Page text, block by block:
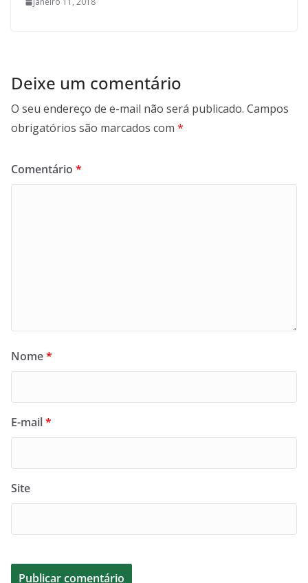
Deixe um comentário
O seu endereço de e-mail não será publicado. Campos
obrigatórios são marcados com *
Comentário *
Nome*
E-mail*
Site